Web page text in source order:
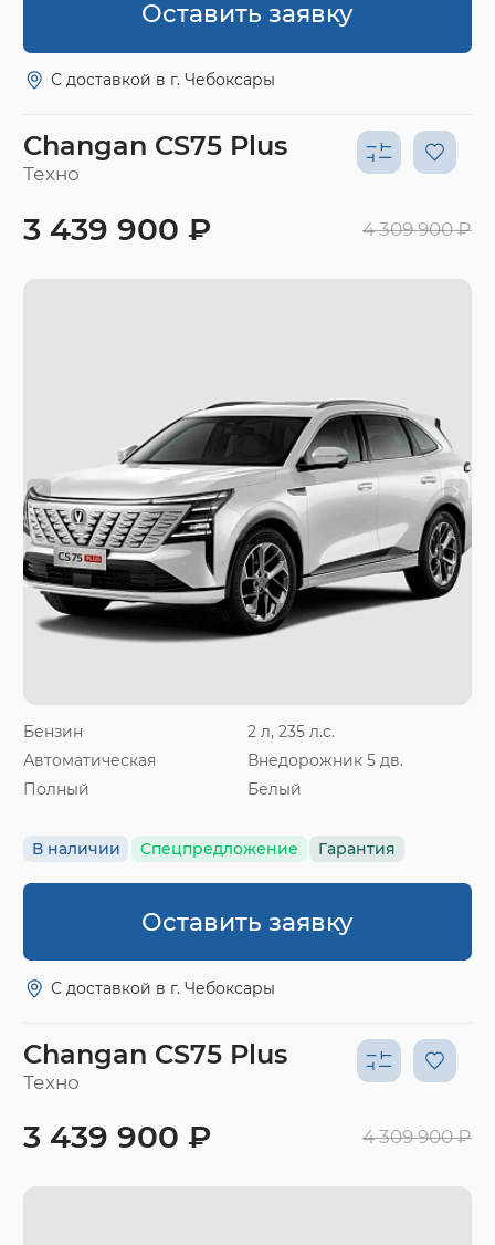
Оставить заявку
С доставкой в г. Чебоксары
Changan CS75 Plus
Техно
Бензин
2 л, 235 л.с.
Автоматическая
Внедорожник 5 дв.
Полный
Белый
В наличии Спецпредложение Гарантия
3 439 900 ₽ 4 309 900 ₽
Оставить заявку
С доставкой в г. Чебоксары
Changan CS75 Plus
Техно
3 439 900 ₽ 4 309 900 ₽